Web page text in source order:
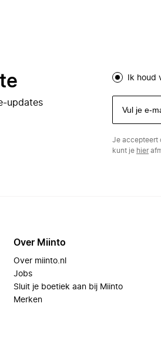
updates
Ik houd
Je accepteert
kunt je hier
Over Miinto
Over miinto.nl
Jobs
Sluit je boetiek aan bij Miinto
Merken